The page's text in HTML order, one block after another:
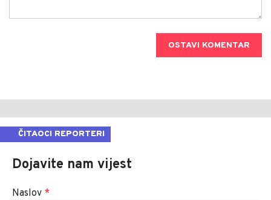
OSTAVI KOMENTAR
ČITAOCI REPORTERI
Dojavite nam vijest
Naslov *